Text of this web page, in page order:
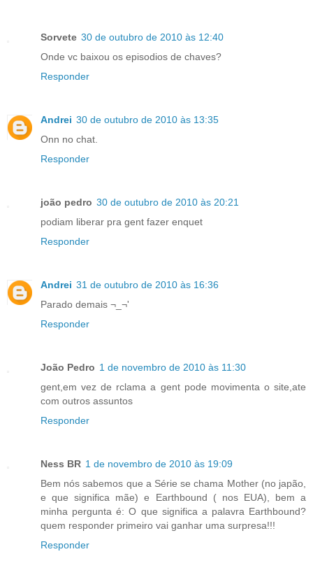
Sorvete 30 de outubro de 2010 às 12:40
Onde vc baixou os episodios de chaves?
Responder
Andrei 30 de outubro de 2010 às 13:35
Onn no chat.
Responder
joão pedro 30 de outubro de 2010 às 20:21
podiam liberar pra gent fazer enquet
Responder
Andrei 31 de outubro de 2010 às 16:36
Parado demais ¬_¬'
Responder
João Pedro 1 de novembro de 2010 às 11:30
gent,em vez de rclama a gent pode movimenta o site,ate
com outros assuntos
Responder
Ness BR 1 de novembro de 2010 às 19:09
Bem nós sabemos que a Série se chama Mother (no japão,
e que significa mãe) e Earthbound ( nos EUA), bem a
minha pergunta é: O que significa a palavra Earthbound?
quem responder primeiro vai ganhar uma surpresa!!!
Responder